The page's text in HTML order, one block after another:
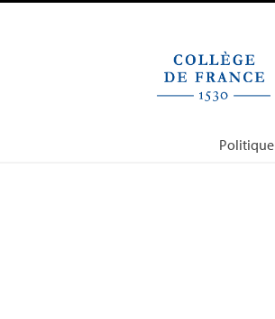
Politique